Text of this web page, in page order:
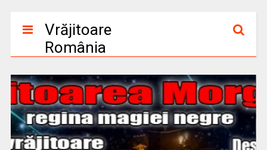
Vrăjitoare
România